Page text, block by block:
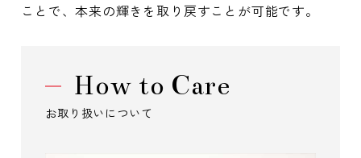
ことで、本来の輝きを取り戻すことが可能です。
How to Care
お取り扱いについて